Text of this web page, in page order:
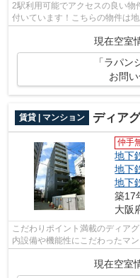
2駅利用可能でアクセスの良い物
付いています！こちらの物件は
現在空室
「ラパ
お問
賃貸 | マンション ディア
仲手
地下
地下
地下
築17
大阪
こだわりポイント満載のディア
内設備や機能性にこだわったマ
ッタリ☆歩いても自転車に乗っ
現在空室